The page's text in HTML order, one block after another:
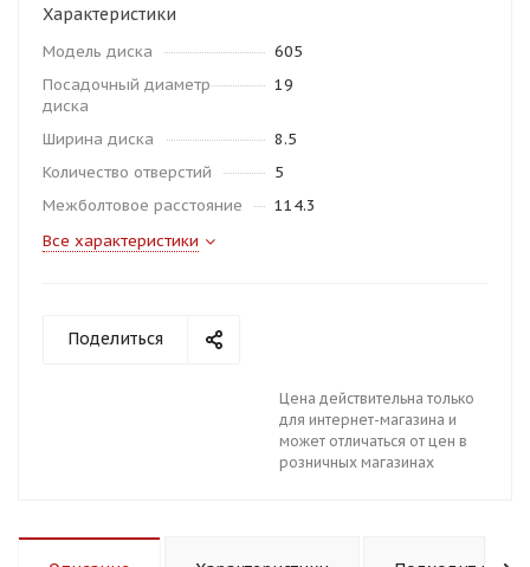
Характеристики
Модель диска
605
Посадочный диаметр
диска
19
Ширина диска
8.5
Количество отверстий
5
Межболтовое расстояние
114.3
Все характеристики
Поделиться
Цена действительна только
для интернет-магазина и
может отличаться от цен в
розничных магазинах